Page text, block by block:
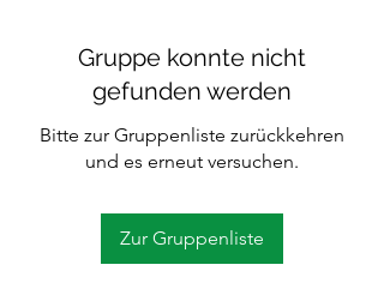
Gruppe konnte nicht
gefunden werden
Bitte zur Gruppenliste zurückkehren
und es erneut versuchen.
Zur Gruppenliste